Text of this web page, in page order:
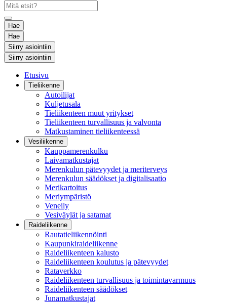
Hae
Hae
Siirry asiointiin
Siirry asiointiin
Etusivu
Tieliikenne
Autoilijat
Kuljetusala
Tieliikenteen muut yritykset
Tieliikenteen turvallisuus ja valvonta
Matkustaminen tieliikenteessä
Vesiliikenne
Kauppamerenkulku
Laivamatkustajat
Merenkulun pätevyydet ja meriterveys
Merenkulun säädökset ja digitalisaatio
Merikartoitus
Meriympäristö
Veneily
Vesiväylät ja satamat
Raideliikenne
Rautatieliikennöinti
Kaupunkiraideliikenne
Raideliikenteen kalusto
Raideliikenteen koulutus ja pätevyydet
Rataverkko
Raideliikenteen turvallisuus ja toimintavarmuus
Raideliikenteen säädökset
Junamatkustajat